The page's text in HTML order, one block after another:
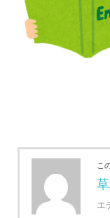
こ
エ